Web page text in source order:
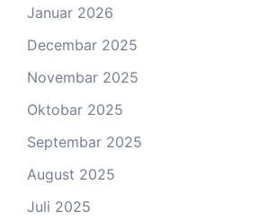
Januar 2026
Decembar 2025
Novembar 2025
Oktobar 2025
Septembar 2025
August 2025
Juli 2025